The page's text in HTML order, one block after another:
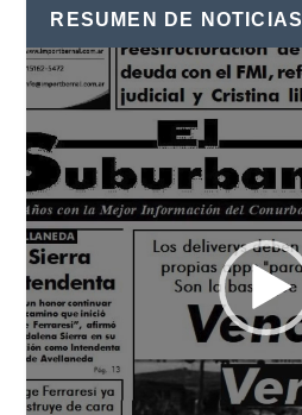
RESUMEN DE NOTICIAS
Reproductor
de
vídeo